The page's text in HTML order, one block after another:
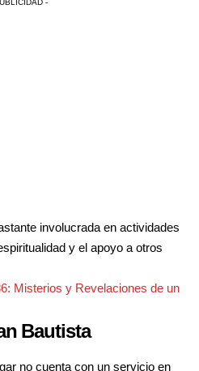
-
involucrada en actividades
y el apoyo a otros
Misterios y Revelaciones de un
Bautista
no cuenta con un servicio en